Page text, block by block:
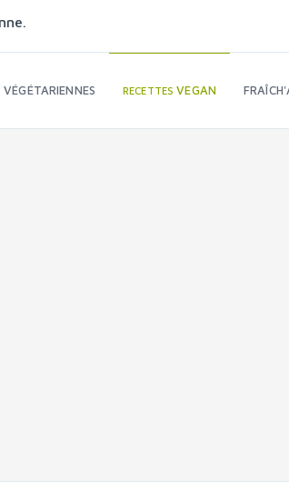
VÉGÉTARIENNES RECETTESVEGAN